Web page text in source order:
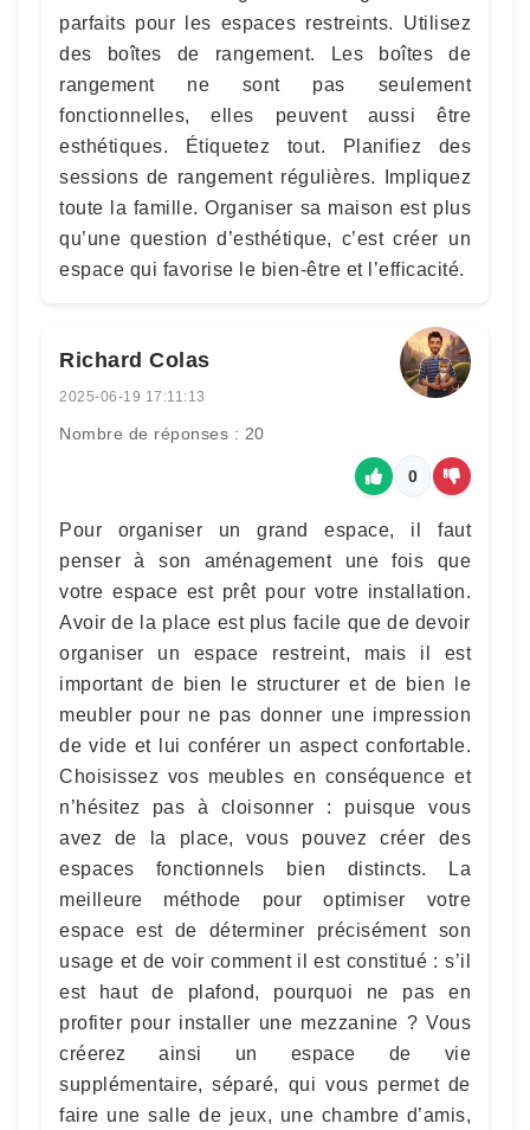
parfaits pour les espaces restreints. Utilisez
des boîtes de rangement. Les boîtes de
rangement ne sont pas seulement
fonctionnelles, elles peuvent aussi être
esthétiques. Étiquetez tout. Planifiez des
sessions de rangement régulières. Impliquez
toute la famille. Organiser sa maison est plus
qu’une question d’esthétique, c’est créer un
espace qui favorise le bien-être et l’efficacité.
Richard Colas
2025-06-19 17:11:13
Nombre de réponses : 20
0
Pour organiser un grand espace, il faut
penser à son aménagement une fois que
votre espace est prêt pour votre installation.
Avoir de la place est plus facile que de devoir
organiser un espace restreint, mais il est
important de bien le structurer et de bien le
meubler pour ne pas donner une impression
de vide et lui conférer un aspect confortable.
Choisissez vos meubles en conséquence et
n’hésitez pas à cloisonner : puisque vous
avez de la place, vous pouvez créer des
espaces fonctionnels bien distincts. La
meilleure méthode pour optimiser votre
espace est de déterminer précisément son
usage et de voir comment il est constitué : s’il
est haut de plafond, pourquoi ne pas en
profiter pour installer une mezzanine ? Vous
créerez ainsi un espace de vie
supplémentaire, séparé, qui vous permet de
faire une salle de jeux, une chambre d’amis,